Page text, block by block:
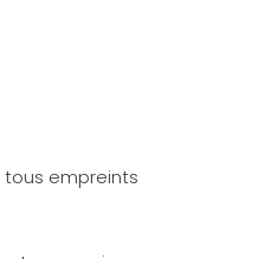
tous empreints